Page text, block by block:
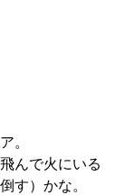
。
んで火にいる
す）かな。